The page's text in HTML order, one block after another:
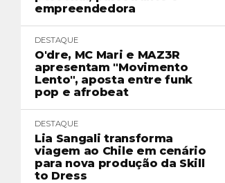
empreendedora
DESTAQUE
O'dre, MC Mari e MAZ3R
apresentam "Movimento
Lento", aposta entre funk
pop e afrobeat
DESTAQUE
Lia Sangali transforma
viagem ao Chile em cenário
para nova produção da Skill
to Dress